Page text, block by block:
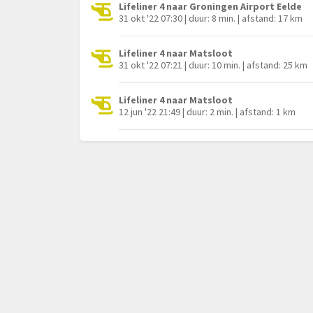
Lifeliner 4 naar Groningen Airport Eelde
31 okt '22 07:30 | duur: 8 min. | afstand: 17 km
Lifeliner 4 naar Matsloot
31 okt '22 07:21 | duur: 10 min. | afstand: 25 km
Lifeliner 4 naar Matsloot
12 jun '22 21:49 | duur: 2 min. | afstand: 1 km